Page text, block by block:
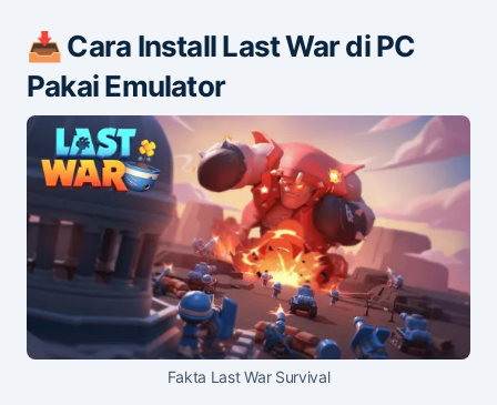
📥 Cara Install Last War di PC
Pakai Emulator
Fakta Last War Survival